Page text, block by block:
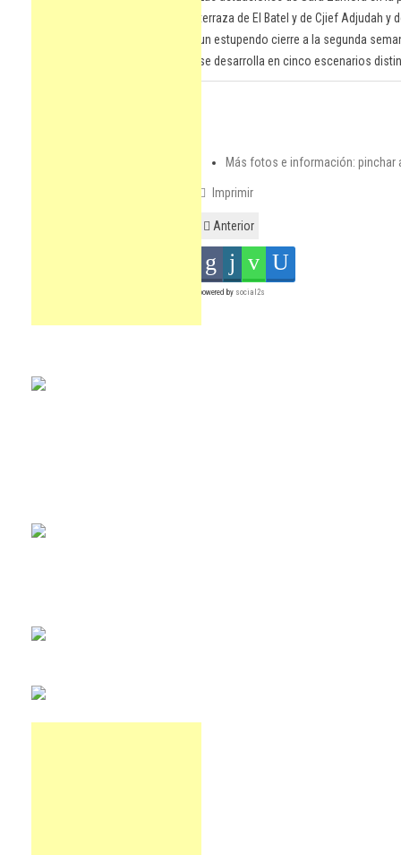
terraza de El Batel y de Cjief Adjudah
un estupendo cierre a la segunda
se desarrolla en cinco escenarios
Más fotos e información: pinchar
Imprimir
Anterior
powered by social2s